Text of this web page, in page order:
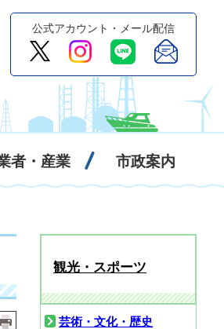
公式アカウント・メール配信
者・産業 市政案内
観光・スポーツ
芸術・文化・歴史